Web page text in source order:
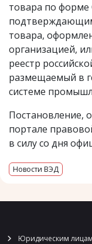
товара по
товара,
организацией,
реестр
размещаемый в
системе
Постановление,
портале
в силу со дня
Новости ВЭД
Юридическим лицам